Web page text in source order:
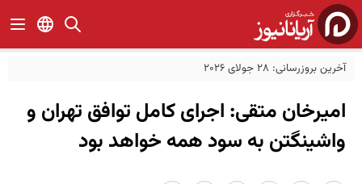
آخرین بروزرسانی: 28 جولای 2026
امیرخان متقی: اجرای کامل توافق تهران و
واشینگتن به سود همه خواهد بود